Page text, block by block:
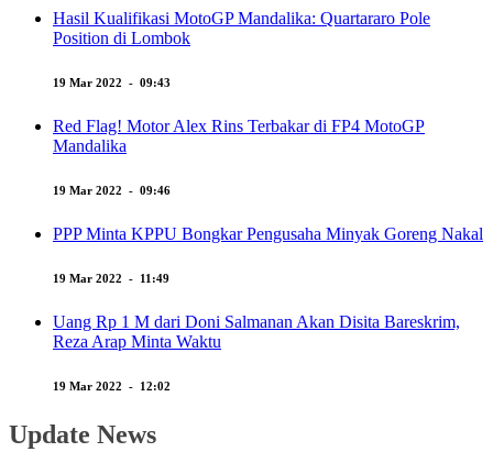
Hasil Kualifikasi MotoGP Mandalika: Quartararo Pole
Position di Lombok
19 Mar 2022 - 09:43
Red Flag! Motor Alex Rins Terbakar di FP4 MotoGP
Mandalika
19 Mar 2022 - 09:46
PPP Minta KPPU Bongkar Pengusaha Minyak Goreng Nakal
19 Mar 2022 - 11:49
Uang Rp 1 M dari Doni Salmanan Akan Disita Bareskrim,
Reza Arap Minta Waktu
19 Mar 2022 - 12:02
Update News